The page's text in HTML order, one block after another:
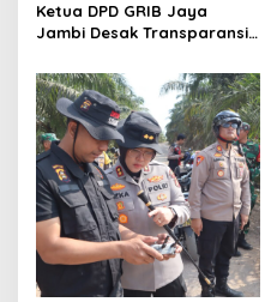
Ketua DPD GRIB Jaya
Jambi Desak Transparansi
Minta Dugaan
Penyimpangan Diusut
Sesuai Hukum